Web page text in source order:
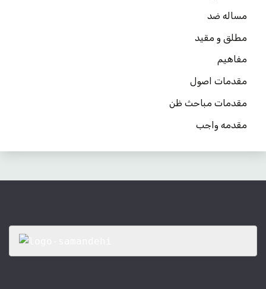
مساله ضد
مطلق و مقید
مفاهیم
مقدمات اصول
مقدمات مباحث ظن
مقدمه واجب